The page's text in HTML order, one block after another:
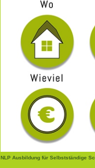
NLP Ausbildung für Selbstständige